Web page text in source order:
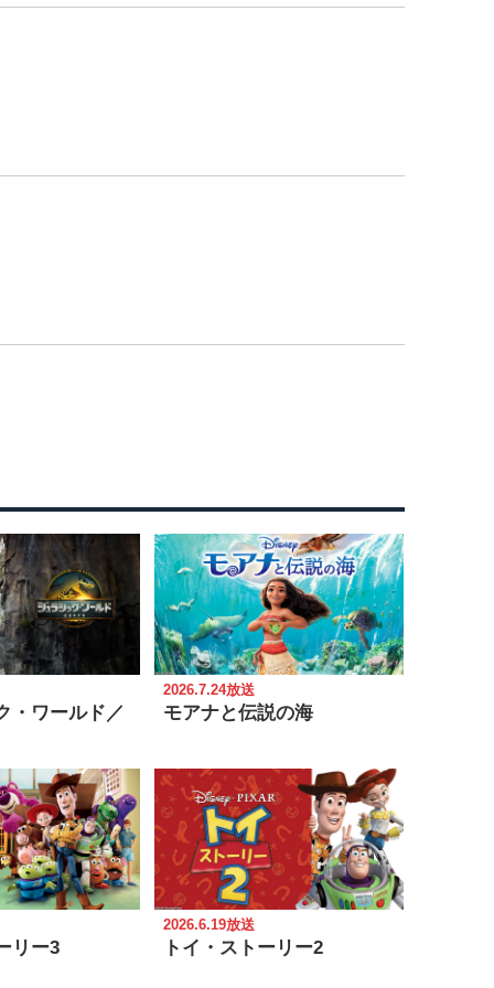
・ワールド／
2026.7.24放送
モアナと伝説の海
リー3
2026.6.19放送
トイ・ストーリー2